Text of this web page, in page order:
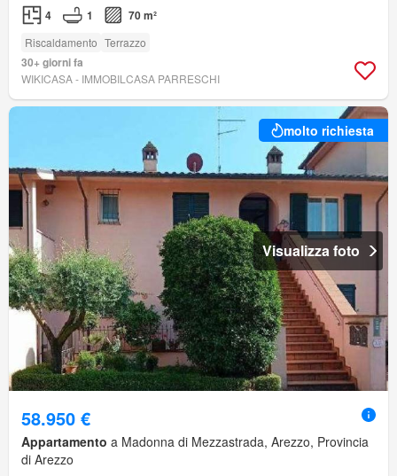
4 1 70 m²
Riscaldamento Terrazzo
30+ giorni fa
WIKICASA - IMMOBILCASA PARRESCHI
molto richiesta
Visualizza foto
58.950 €
Appartamento a Madonna di Mezzastrada, Arezzo, Provincia
di Arezzo